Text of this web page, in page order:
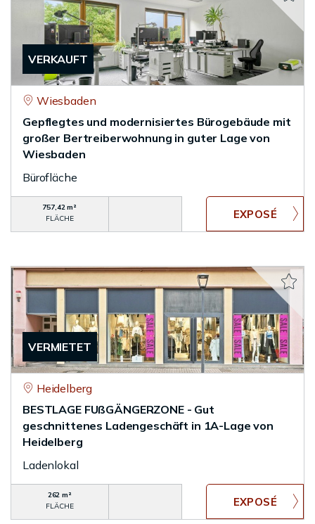
VERKAUFT
Wiesbaden
Gepflegtes und modernisiertes Bürogebäude mit
großer Bertreiberwohnung in guter Lage von
Wiesbaden
Bürofläche
757,42 m²
FLÄCHE
VERMIETET
Heidelberg
BESTLAGE FUßGÄNGERZONE - Gut
geschnittenes Ladengeschäft in 1A-Lage von
Heidelberg
Ladenlokal
262 m²
FLÄCHE